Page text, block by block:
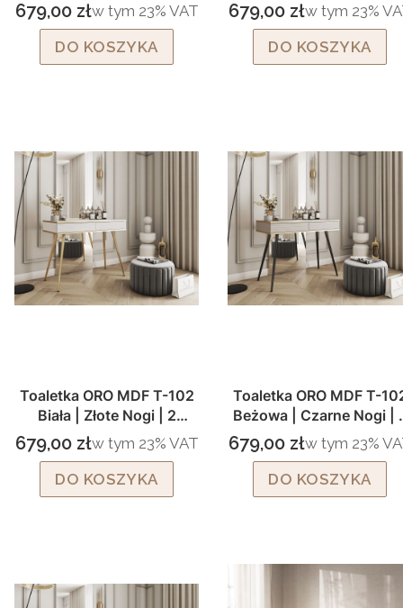
Cena brutto
679,00 złw tym %s VAT
w tym 23% VAT
DO KOSZYKA
Cena brutto
679,00 złw tym %s VAT
w tym 23%
DO KOSZYKA
Toaletka ORO MDF T-102
Biała | Złote Nogi | 2
Szuflady Push to Open
Cena brutto
679,00 złw tym %s VAT
w tym 23% VAT
DO KOSZYKA
Toaletka ORO MDF T-
Beżowa | Czarne Nogi |
Szuflady Push to Open
Cena brutto
679,00 złw tym %s VAT
w tym 23%
DO KOSZYKA